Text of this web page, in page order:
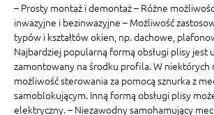
– Prosty montaż i demontaż – Różne
inwazyjne i bezinwazyjne – Możliwość
typów i kształtów okien, np. dachowe,
Najbardziej popularną formą obsługi plisy jest
zamontowany na środku profila. W niektórych
możliwość sterowania za pomocą sznurka z
samoblokującym. Inną formą obsługi plisy
elektryczny. – Niezawodny samohamujący